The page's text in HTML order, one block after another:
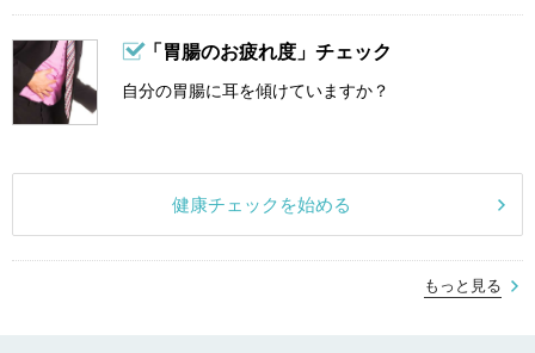
「胃腸のお疲れ度」チェック
自分の胃腸に耳を傾けていますか？
健康チェックを始める
もっと見る